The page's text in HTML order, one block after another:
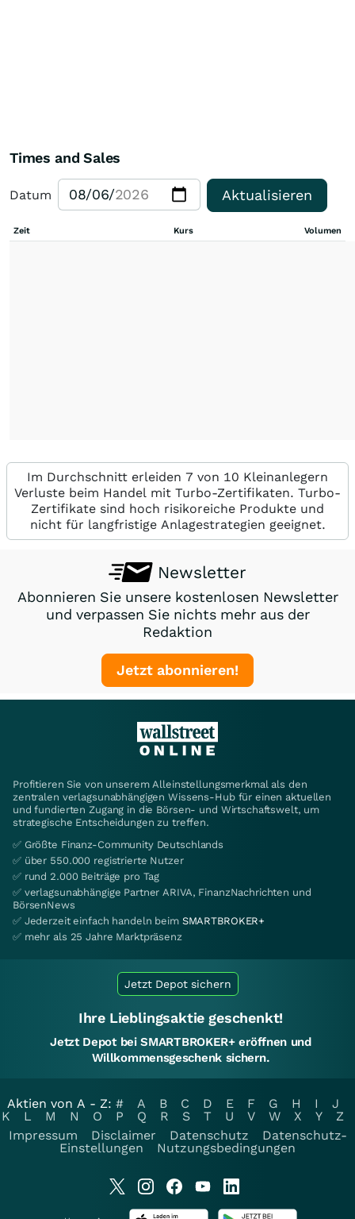
Times and Sales
Datum Aktualisieren
Zeit Kurs Volumen
Im Durchschnitt erleiden 7 von 10 Kleinanlegern
Verluste beim Handel mit Turbo-Zertifikaten. Turbo-
Zertifikate sind hoch risikoreiche Produkte und
nicht für langfristige Anlagestrategien geeignet.
Newsletter
Abonnieren Sie unsere kostenlosen Newsletter
und verpassen Sie nichts mehr aus der
Redaktion
Jetzt abonnieren!
Profitieren Sie von unserem Alleinstellungsmerkmal als den
zentralen verlagsunabhängigen Wissens-Hub für einen aktuellen
und fundierten Zugang in die Börsen- und Wirtschaftswelt, um
strategische Entscheidungen zu treffen.
✅ Größte Finanz-Community Deutschlands
✅ über 550.000 registrierte Nutzer
✅ rund 2.000 Beiträge pro Tag
✅ verlagsunabhängige Partner ARIVA, FinanzNachrichten und
BörsenNews
✅ Jederzeit einfach handeln beim SMARTBROKER+
✅ mehr als 25 Jahre Marktpräsenz
Jetzt Depot sichern
Ihre Lieblingsaktie geschenkt!
Jetzt Depot bei SMARTBROKER+ eröffnen und
Willkommensgeschenk sichern.
Aktien von A - Z: # A B C D E F G H I
J
K
L M N O P Q R S T U V W X Y
Z
Impressum
Disclaimer Datenschutz
Datenschutz-
Einstellungen
Nutzungsbedingungen